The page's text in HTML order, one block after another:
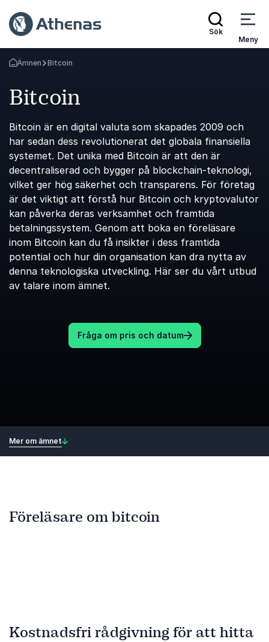
Sök
Meny
Gå tillbaka till startsidan
Ämnen Bitcoin
Bitcoin
Bitcoin är en digital valuta som skapades 2009 och
har sedan dess revolutionerat det globala finansiella
systemet. Det unika med Bitcoin är att den är
decentraliserad och bygger på blockchain-teknologi,
vilket ger hög säkerhet och transparens. För företag
är det viktigt att förstå hur Bitcoin och kryptovalutor
kan påverka deras verksamhet och framtida
betalningssystem. Genom att boka en föreläsare
inom Bitcoin kan du få insikter i dess framtida
potential och hur din organisation kan dra nytta av
denna teknologiska utveckling. Här ser du vårt utbud
av talare inom ämnet.
Fråga om pris och datum
Mer om ämnet
Föreläsare om bitcoin
Kostnadsfri rådgivning för att hitta